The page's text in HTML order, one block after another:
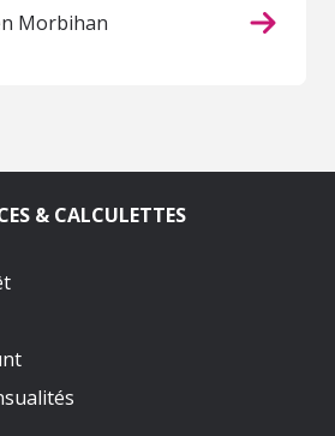
Morbihan
& CALCULETTES